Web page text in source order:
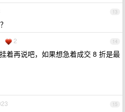
13
14
2
着再说吧，如果想急着成交 8 折是最
15